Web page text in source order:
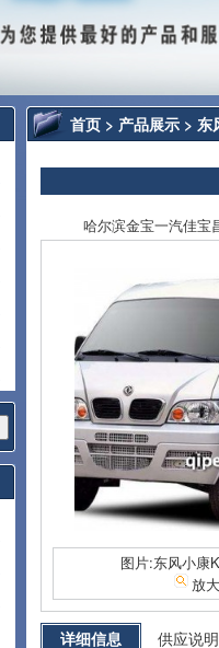
首页 > 产品展示 > 东
哈尔滨金宝一汽佳宝
图片:东风小康
放
详细信息 供应说明